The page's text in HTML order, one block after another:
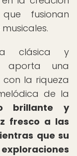
fusionan
clásica y
aporta una
la riqueza
de la
brillante y
fresco a las
que su